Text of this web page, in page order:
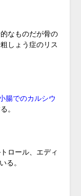
なものだが骨の
しょう症のリス
腸でのカルシウ
。
ロール、エディ
る。